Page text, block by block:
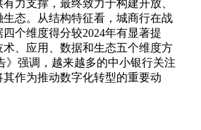
力支撑，最终致力于构建开放、
态。从结构特征看，城商行在战
个维度得分较2024年有显著提
、应用、数据和生态五个维度方
》强调，越来越多的中小银行关注
作为推动数字化转型的重要动